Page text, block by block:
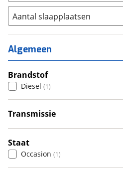
Aantal slaapplaatsen
1 (0)
2 (0)
3 (0)
4 (0)
5 (0)
6+ (0)
Algemeen
Brandstof
Diesel (1)
Transmissie
Staat
Occasion (1)